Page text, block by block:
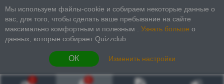
Мы используем файлы-cookie и собираем некоторые данные о
вас, для того, чтобы сделать ваше пребывание на сайте
максимально комфортным и полезным
Узнать больше о
данных, которые собирает Quizzclub.
ОК Изменить настройки
1